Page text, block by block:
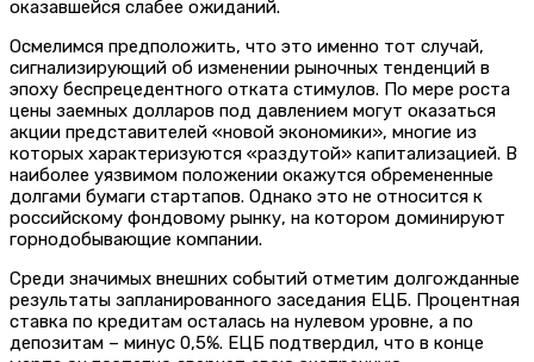
оказавшейся слабее ожиданий.
Осмелимся предположить, что это именно тот случай,
сигнализирующий об изменении рыночных тенденций в
эпоху беспрецедентного отката стимулов. По мере роста
цены заемных долларов под давлением могут оказаться
акции представителей «новой экономики», многие из
которых характеризуются «раздутой» капитализацией. В
наиболее уязвимом положении окажутся обремененные
долгами бумаги стартапов. Однако это не относится к
российскому фондовому рынку, на котором доминируют
горнодобывающие компании.
Среди значимых внешних событий отметим долгожданные
результаты запланированного заседания ЕЦБ. Процентная
ставка по кредитам осталась на нулевом уровне, а по
депозитам – минус 0,5%. ЕЦБ подтвердил, что в конце